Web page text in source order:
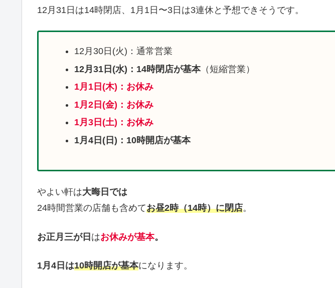
12月31日は14時閉店、1月1日〜3日は3連休と予想できそうです。
12月30日(火)：通常営業
12月31日(水)：14時閉店が基本（短縮営業）
1月1日(木)：お休み
1月2日(金)：お休み
1月3日(土)：お休み
1月4日(日)：10時開店が基本
やよい軒は大晦日では
24時間営業の店舗も含めてお昼2時（14時）に閉店。
お正月三が日 はお休みが基本。
1月4日は10時開店が基本になります。